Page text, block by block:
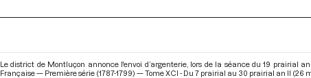
Le district de Montluçon annonce l'envoi d’argenterie, lors de la séance du 19 prairial
Française — Première série (1787-1799) — Tome XCI - Du 7 prairial au 30 prairial an II (26